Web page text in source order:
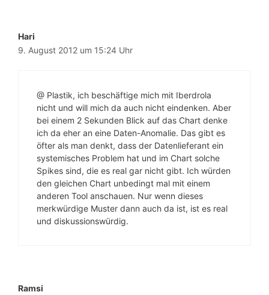
Hari
9. August 2012 um 15:24 Uhr
@ Plastik, ich beschäftige mich mit Iberdrola
nicht und will mich da auch nicht eindenken. Aber
bei einem 2 Sekunden Blick auf das Chart denke
ich da eher an eine Daten-Anomalie. Das gibt es
öfter als man denkt, dass der Datenlieferant ein
systemisches Problem hat und im Chart solche
Spikes sind, die es real gar nicht gibt. Ich würden
den gleichen Chart unbedingt mal mit einem
anderen Tool anschauen. Nur wenn dieses
merkwürdige Muster dann auch da ist, ist es real
und diskussionswürdig.
Ramsi